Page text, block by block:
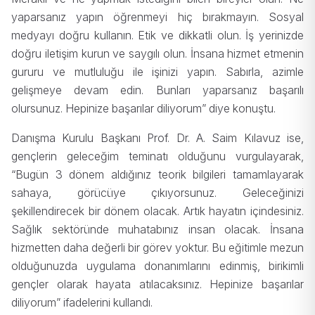
yaparsanız yapın öğrenmeyi hiç bırakmayın. Sosyal
medyayı doğru kullanın. Etik ve dikkatli olun. İş yerinizde
doğru iletişim kurun ve saygılı olun. İnsana hizmet etmenin
gururu ve mutluluğu ile işinizi yapın. Sabırla, azimle
gelişmeye devam edin. Bunları yaparsanız başarılı
olursunuz. Hepinize başarılar diliyorum” diye konuştu.
Danışma Kurulu Başkanı Prof. Dr. A. Saim Kılavuz ise,
gençlerin geleceğim teminatı olduğunu vurgulayarak,
“Bugün 3 dönem aldığınız teorik bilgileri tamamlayarak
sahaya, görücüye çıkıyorsunuz. Geleceğinizi
şekillendirecek bir dönem olacak. Artık hayatın içindesiniz.
Sağlık sektöründe muhatabınız insan olacak. İnsana
hizmetten daha değerli bir görev yoktur. Bu eğitimle mezun
olduğunuzda uygulama donanımlarını edinmiş, birikimli
gençler olarak hayata atılacaksınız. Hepinize başarılar
diliyorum” ifadelerini kullandı.